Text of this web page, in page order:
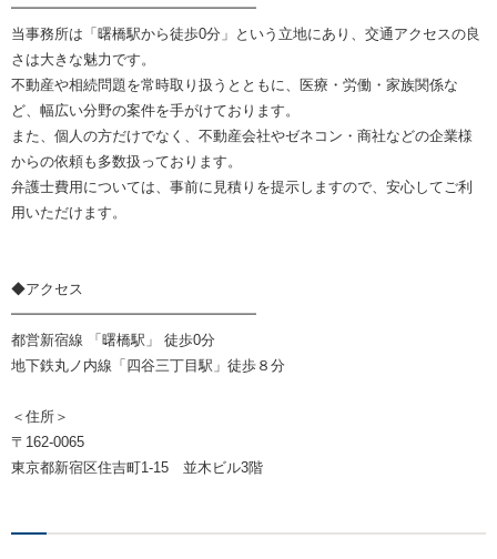
━━━━━━━━━━━━━━━━━
当事務所は「曙橋駅から徒歩0分」という立地にあり、交通アクセスの良
さは大きな魅力です。
不動産や相続問題を常時取り扱うとともに、医療・労働・家族関係な
ど、幅広い分野の案件を手がけております。
また、個人の方だけでなく、不動産会社やゼネコン・商社などの企業様
からの依頼も多数扱っております。
弁護士費用については、事前に見積りを提示しますので、安心してご利
用いただけます。
◆アクセス
━━━━━━━━━━━━━━━━━
都営新宿線 「曙橋駅」 徒歩0分
地下鉄丸ノ内線「四谷三丁目駅」徒歩８分
＜住所＞
〒162-0065
東京都新宿区住吉町1-15 並木ビル3階